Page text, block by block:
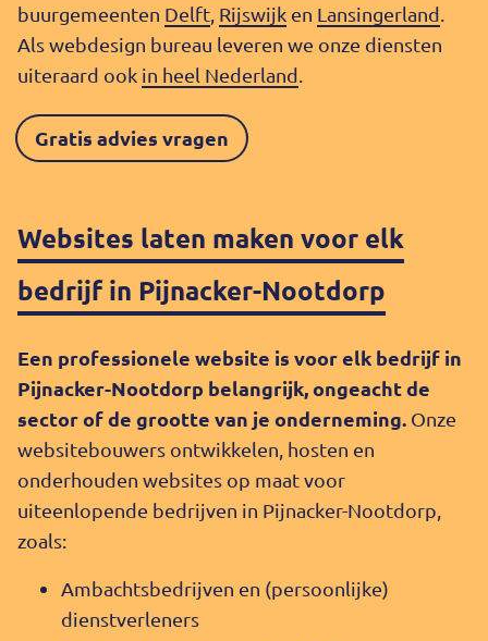
buurgemeenten Delft Rijswijk en Lansingerland
Als webdesign bureau leveren we onze diensten
uiteraard ook in heel Nederland
Gratis advies vragen
Websites laten maken voor elk
bedrijf in Pijnacker-Nootdorp
Een professionele website is voor elk bedrijf in
Pijnacker-Nootdorp belangrijk, ongeacht de
sector of de grootte van je onderneming. Onze
websitebouwers ontwikkelen, hosten en
onderhouden websites op maat voor
uiteenlopende bedrijven in Pijnacker-Nootdorp,
zoals:
Ambachtsbedrijven en (persoonlijke)
dienstverleners